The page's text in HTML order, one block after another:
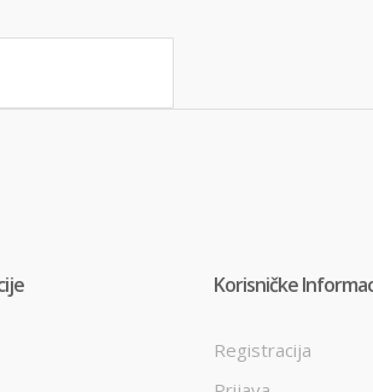
Korisničke
Registracija